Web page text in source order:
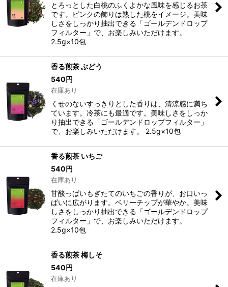
とろっとした白桃のふくよかな風味を感じるお茶
です。ピンクの飾りは熟した桃をイメージ。美味
しさをしっかり抽出できる「ゴールデンドロップ
フィルター」で、お楽しみいただけます。
2.5g×10包
香る煎茶 ぶどう
540円
在庫あり
くせのないすっきりとした香りは、清涼感に満ち
ています。冷茶にも最適です。美味しさをしっか
り抽出できる「ゴールデンドロップフィルター」
で、お楽しみいただけます。 2.5g×10包
香る煎茶 いちご
540円
在庫あり
甘酸っぱいもぎたてのいちごの香りが、お口いっ
ぱいに広がります。ベリーチップが華やか。美味
しさをしっかり抽出できる「ゴールデンドロップ
フィルター」で、お楽しみいただけます。
2.5g×10包
香る煎茶 梅しそ
540円
在庫あり